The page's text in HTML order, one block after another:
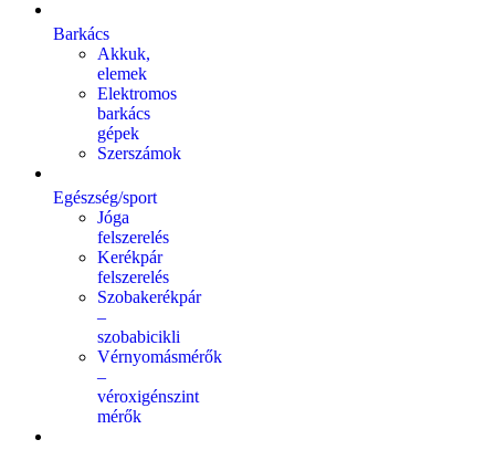
Barkács
Akkuk,
elemek
Elektromos
barkács
gépek
Szerszámok
Egészség/sport
Jóga
felszerelés
Kerékpár
felszerelés
Szobakerékpár
–
szobabicikli
Vérnyomásmérők
–
véroxigénszint
mérők